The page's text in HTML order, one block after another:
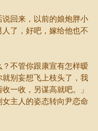
回来，以前的娘炮胖小
了，好吧，嫁给他也不
不管你跟康宣有怎样暧
别妄想飞上枝头了，我
一收，另谋高就吧。」
主人的姿态转向尹恋命